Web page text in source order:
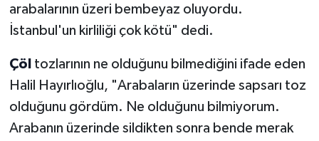
arabalarının üzeri bembeyaz oluyordu.
İstanbul'un kirliliği çok kötü" dedi.
Çöl tozlarının ne olduğunu bilmediğini ifade eden
Halil Hayırlıoğlu, "Arabaların üzerinde sapsarı toz
olduğunu gördüm. Ne olduğunu bilmiyorum.
Arabanın üzerinde sildikten sonra bende merak